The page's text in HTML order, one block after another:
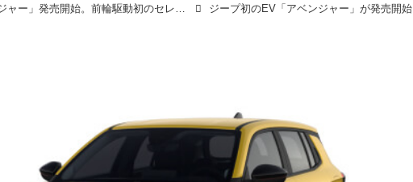
ジープ初のEV「アベンジャー」発売開始。前輪駆動初のセレクテレイン採用 ジープ初のEV「アベンジャー」が発売開始